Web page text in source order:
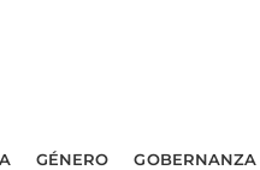
GÉNERO GOBERNANZA